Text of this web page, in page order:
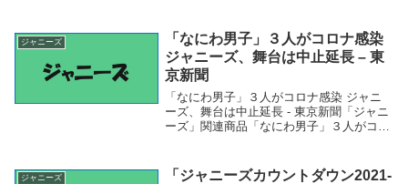
は事務所公認か (202...
ジャニーズ
「なにわ男子」３人がコロナ感染
ジャニーズ、舞台は中止延長 – 東
京新聞
「なにわ男子」３人がコロナ感染 ジャニ
ーズ、舞台は中止延長 - 東京新聞「ジャニ
ーズ」関連商品「なにわ男子」３人がコロ
ャニーズ、舞台は中止延長東京新聞
ジャニーズ
「ジャニーズカウントダウン2021-